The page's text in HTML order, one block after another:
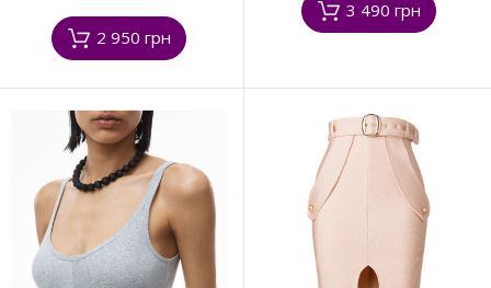
2 950 грн
3 490 грн